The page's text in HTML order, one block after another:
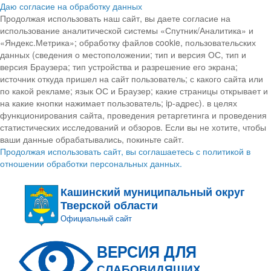
Даю согласие на обработку данных
Продолжая использовать наш сайт, вы даете согласие на
использование аналитической системы «Спутник/Аналитика» и
«Яндекс.Метрика»; обработку файлов cookie, пользовательских
данных (сведения о местоположении; тип и версия ОС, тип и
версия Браузера; тип устройства и разрешение его экрана;
источник откуда пришел на сайт пользователь; с какого сайта или
по какой рекламе; язык ОС и Браузер; какие страницы открывает и
на какие кнопки нажимает пользователь; ip-адрес). в целях
функционирования сайта, проведения ретаргетинга и проведения
статистических исследований и обзоров. Если вы не хотите, чтобы
ваши данные обрабатывались, покиньте сайт.
Продолжая использовать сайт, вы соглашаетесь с политикой в
отношении обработки персональных данных.